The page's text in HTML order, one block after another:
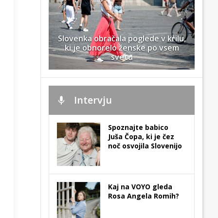
Slovenka obračala poglede v krilu,
ki je obnorelo ženske po vsem
svetu
Intervju
Spoznajte babico
Juša Čopa, ki je čez
noč osvojila Slovenijo
Kaj na VOYO gleda
Rosa Angela Romih?